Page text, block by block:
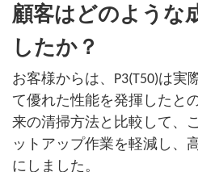
顧客はどのような
したか？
お客様からは、P3(T50)は実
て優れた性能を発揮したと
来の清掃方法と比較して、
ットアップ作業を軽減し、
にしました。